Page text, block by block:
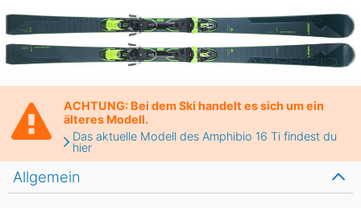
ACHTUNG: Bei dem Ski handelt es sich um ein
älteres Modell.
Das aktuelle Modell des Amphibio 16 Ti findest du
hier
Allgemein